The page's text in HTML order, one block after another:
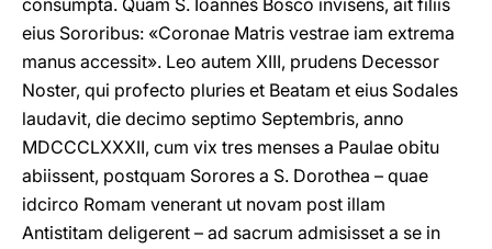
consumpta. Quam S. Iοannes Bosco invisens, ait filiis
eius Sororibus: «Coronae Matris vestrae iam extrema
manus accessit». Leo autem XIII, prudens Decessor
Noster, qui profecto pluries et Beatam et eius Sodales
laudavit, die decimo septimo Septembris, anno
MDCCCLXXXII, cum vix tres menses a Paulae obitu
abiissent, postquam Sorores a S. Dorothea – quae
idcirco Romam venerant ut novam post illam
Antistitam deligerent – ad sacrum admisisset a se in